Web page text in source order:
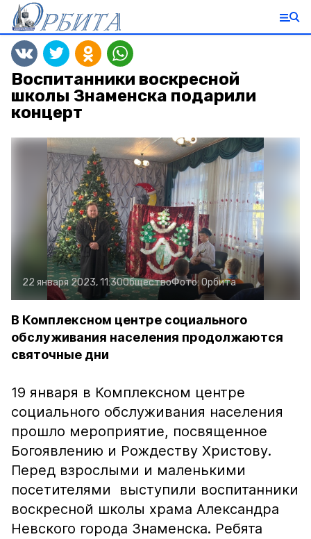
Воспитанники воскресной
школы Знаменска подарили
концерт
22 января 2023, 11:30ОбществоФото:Орбита
В Комплексном центре социального
обслуживания населения продолжаются
святочные дни
19 января в Комплексном центре
социального обслуживания населения
прошло мероприятие, посвященное
Богоявлению и Рождеству Христову.
Перед взрослыми и маленькими
посетителями выступили воспитанники
воскресной школы храма Александра
Невского города Знаменска. Ребята